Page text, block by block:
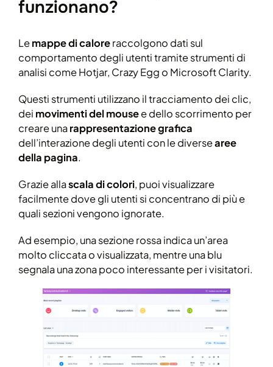
funzionano?
Lemappe di caloreraccolgono dati sul
comportamento degli utenti tramite strumenti di
analisi come Hotjar, Crazy Egg o Microsoft Clarity.
Questi strumenti utilizzano il tracciamento dei clic,
dei movimenti del mousee dello scorrimento per
creare unarappresentazione grafica
dell’interazione degli utenti con le diversearee
della pagina.
Grazie allascala di colori, puoi visualizzare
facilmente dove gli utenti si concentrano di più e
quali sezioni vengono ignorate.
Ad esempio, una sezione rossa indica un’area
molto cliccata o visualizzata, mentre una blu
segnala una zona poco interessante per i visitatori.